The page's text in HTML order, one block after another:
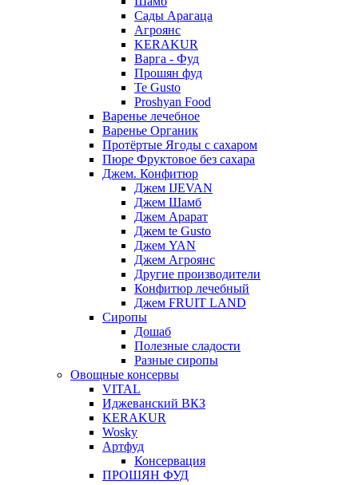
Сады Арагаца
Агроянс
KERAKUR
Варга - Фуд
Прошян фуд
Te Gusto
Proshyan Food
Варенье лечебное
Варенье Органик
Протёртые Ягоды с сахаром
Пюре Фруктовое без сахара
Джем. Конфитюр
Джем IJEVAN
Джем Шамб
Джем Арарат
Джем te Gusto
Джем YAN
Джем Агроянс
Другие производители
Конфитюр лечебный
Джем FRUIT LAND
Сиропы
Дошаб
Полезные сладости
Разные сиропы
Овощные консервы
VITAL
Иджеванский ВКЗ
KERAKUR
Wosky
Артфуд
Консервация
ПРОШЯН ФУД